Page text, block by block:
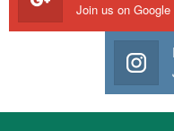
Join us on Google